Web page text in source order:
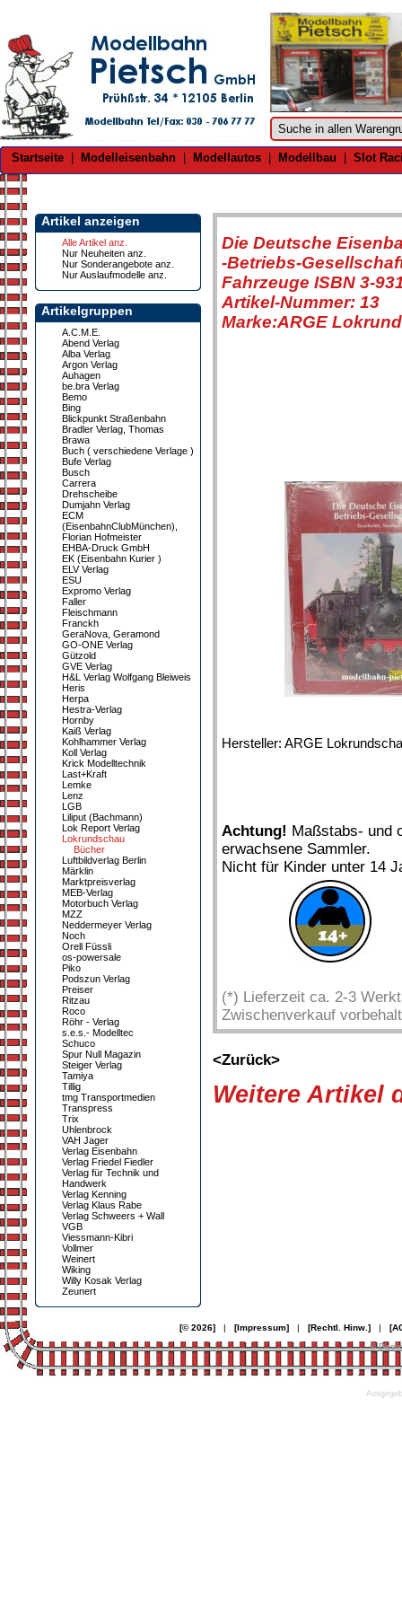
Startseite Modelleisenbahn Modellautos Modellbau Slot
Artikel anzeigen
Alle Artikel anz.
Nur Neuheiten anz.
Nur Sonderangebote anz.
Nur Auslaufmodelle anz.
Artikelgruppen
A.C.M.E.
Abend Verlag
Alba Verlag
Argon Verlag
Auhagen
be.bra Verlag
Bemo
Bing
Blickpunkt Straßenbahn
Bradler Verlag, Thomas
Brawa
Buch ( verschiedene Verlage )
Bufe Verlag
Busch
Carrera
Drehscheibe
Dumjahn Verlag
ECM
(EisenbahnClubMünchen),
Florian Hofmeister
EHBA-Druck GmbH
EK (Eisenbahn Kurier )
ELV Verlag
ESU
Expromo Verlag
Faller
Fleischmann
Franckh
GeraNova, Geramond
GO-ONE Verlag
Gützold
GVE Verlag
H&L Verlag Wolfgang Bleiweis
Heris
Herpa
Hestra-Verlag
Hornby
Kaiß Verlag
Kohlhammer Verlag
Koll Verlag
Krick Modelltechnik
Last+Kraft
Lemke
Lenz
LGB
Liliput (Bachmann)
Lok Report Verlag
Lokrundschau
Bücher
Luftbildverlag Berlin
Märklin
Marktpreisverlag
MEB-Verlag
Motorbuch Verlag
MZZ
Neddermeyer Verlag
Noch
Orell Füssli
os-powersale
Piko
Podszun Verlag
Preiser
Ritzau
Roco
Röhr - Verlag
s.e.s.- Modelltec
Schuco
Spur Null Magazin
Steiger Verlag
Tamiya
Tillig
tmg Transportmedien
Transpress
Trix
Uhlenbrock
VAH Jager
Verlag Eisenbahn
Verlag Friedel Fiedler
Verlag für Technik und
Handwerk
Verlag Kenning
Verlag Klaus Rabe
Verlag Schweers + Wall
VGB
Viessmann-Kibri
Vollmer
Weinert
Wiking
Willy Kosak Verlag
Zeunert
Die Deutsche
-Betriebs-
Fahrzeuge ISBN 3-
Artikel-Nummer: 13
Marke:ARGE
Hersteller: ARGE
Achtung! Maßstabs- und
erwachsene Sammler.
Nicht für Kinder unter 14
(*) Lieferzeit ca. 2-3
Zwischenverkauf
<Zurück>
Weitere Artikel
[© 2026]| [Impressum]| [Rechtl. Hinw.]|
©